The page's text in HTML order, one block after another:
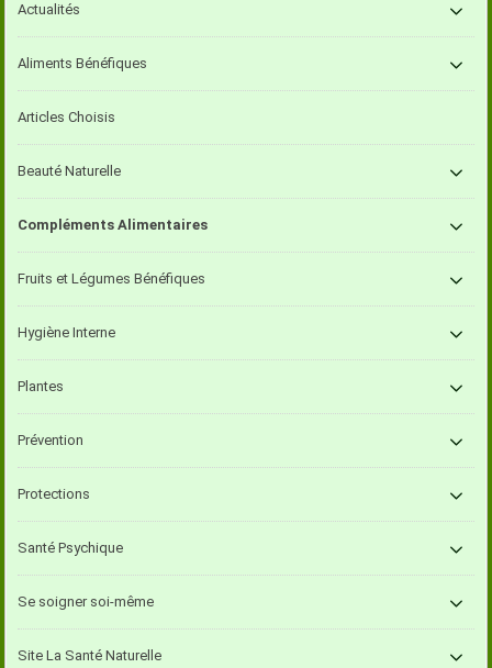
Actualités
Aliments Bénéfiques
Articles Choisis
Beauté Naturelle
Compléments Alimentaires
Fruits et Légumes Bénéfiques
Hygiène Interne
Plantes
Prévention
Protections
Santé Psychique
Se soigner soi-même
Site La Santé Naturelle